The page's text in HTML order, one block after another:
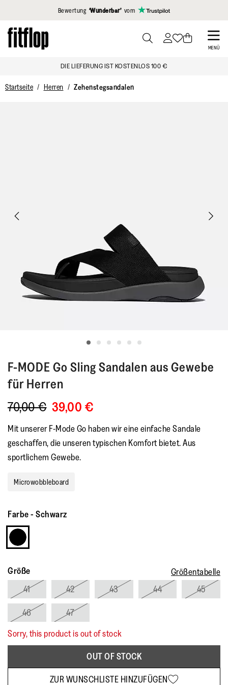
Klicken Sie hier, um unsere Erklärung zur Barrierefreiheit
Bewertung ‘Wunderbar’ vom
Skip
to
MENÜ
TO
DIE LIEFERUNG IST KOSTENLOS 100 €
Startseite Herren Zehenstegsandalen
F-MODE Go Sling Sandalen aus Gewebe
für Herren
70,00 € 39,00 €
Mit unserer F-Mode Go haben wir eine einfache Sandale
geschaffen, die unseren typischen Komfort bietet. Aus
sportlichem Gewebe.
Microwobbleboard
Farbe- Schwarz
Größe
Größentabelle
41
42 43 44 45
46
47
Sorry, this product is out of stock
OUT OF STOCK
ZUR WUNSCHLISTE HINZUFÜGEN